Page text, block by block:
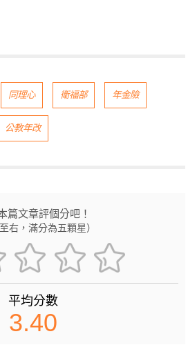
同理心 衛福部 年金險
公教年改
篇文章評個分吧！
至右，滿分為五顆星）
平均分數
3.40